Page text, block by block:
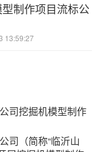
制作项目流标公
13:59:27
司挖掘机模型制作
司（简称“临沂山